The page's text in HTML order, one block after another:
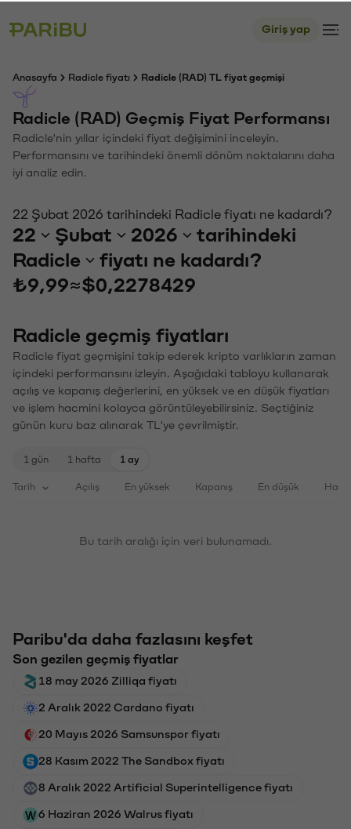
Giriş yap
Anasayfa Radicle fiyatı Radicle (RAD) TL fiyat geçmişi
Radicle (RAD) Geçmiş Fiyat Performansı
Radicle'nin yıllar içindeki fiyat değişimini inceleyin.
Performansını ve tarihindeki önemli dönüm noktalarını daha
iyi analiz edin.
22 Şubat 2026 tarihindeki Radicle fiyatı ne kadardı?
22 Şubat 2026
tarihindeki
Radicle
fiyatı ne kadardı?
₺9,99≈$0,2278429
Radicle geçmiş fiyatları
Radicle fiyat geçmişini takip ederek kripto varlıkların zaman
içindeki performansını izleyin. Aşağıdaki tabloyu kullanarak
açılış ve kapanış değerlerini, en yüksek ve en düşük fiyatları
ve işlem hacmini kolayca görüntüleyebilirsiniz. Seçtiğiniz
günün kuru baz alınarak TL'ye çevrilmiştir.
1 gün 1 hafta 1 ay
Tarih Açılış En yüksek Kapanış En düşük
Bu tarih aralığı için veri bulunamadı.
Paribu'da daha fazlasını keşfet
Son gezilen geçmiş fiyatlar
18 may 2026 Zilliqa fiyatı
2 Aralık 2022 Cardano fiyatı
20 Mayıs 2026 Samsunspor fiyatı
28 Kasım 2022 The Sandbox fiyatı
8 Aralık 2022 Artificial Superintelligence fiyatı
6 Haziran 2026 Walrus fiyatı